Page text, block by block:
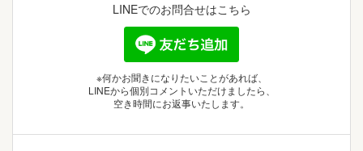
LINEでのお問合せはこちら
※何かお聞きになりたいことがあれば、
LINEから個別コメントいただけましたら、
空き時間にお返事いたします。